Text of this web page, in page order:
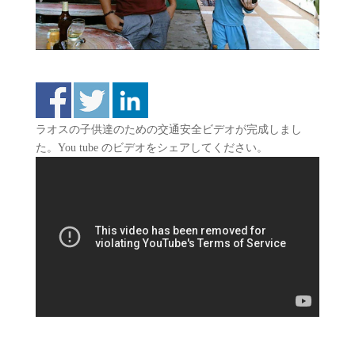
ラオスの子供達のための交通安全ビデオが完成しまし
た。You tube のビデオをシェアしてください。